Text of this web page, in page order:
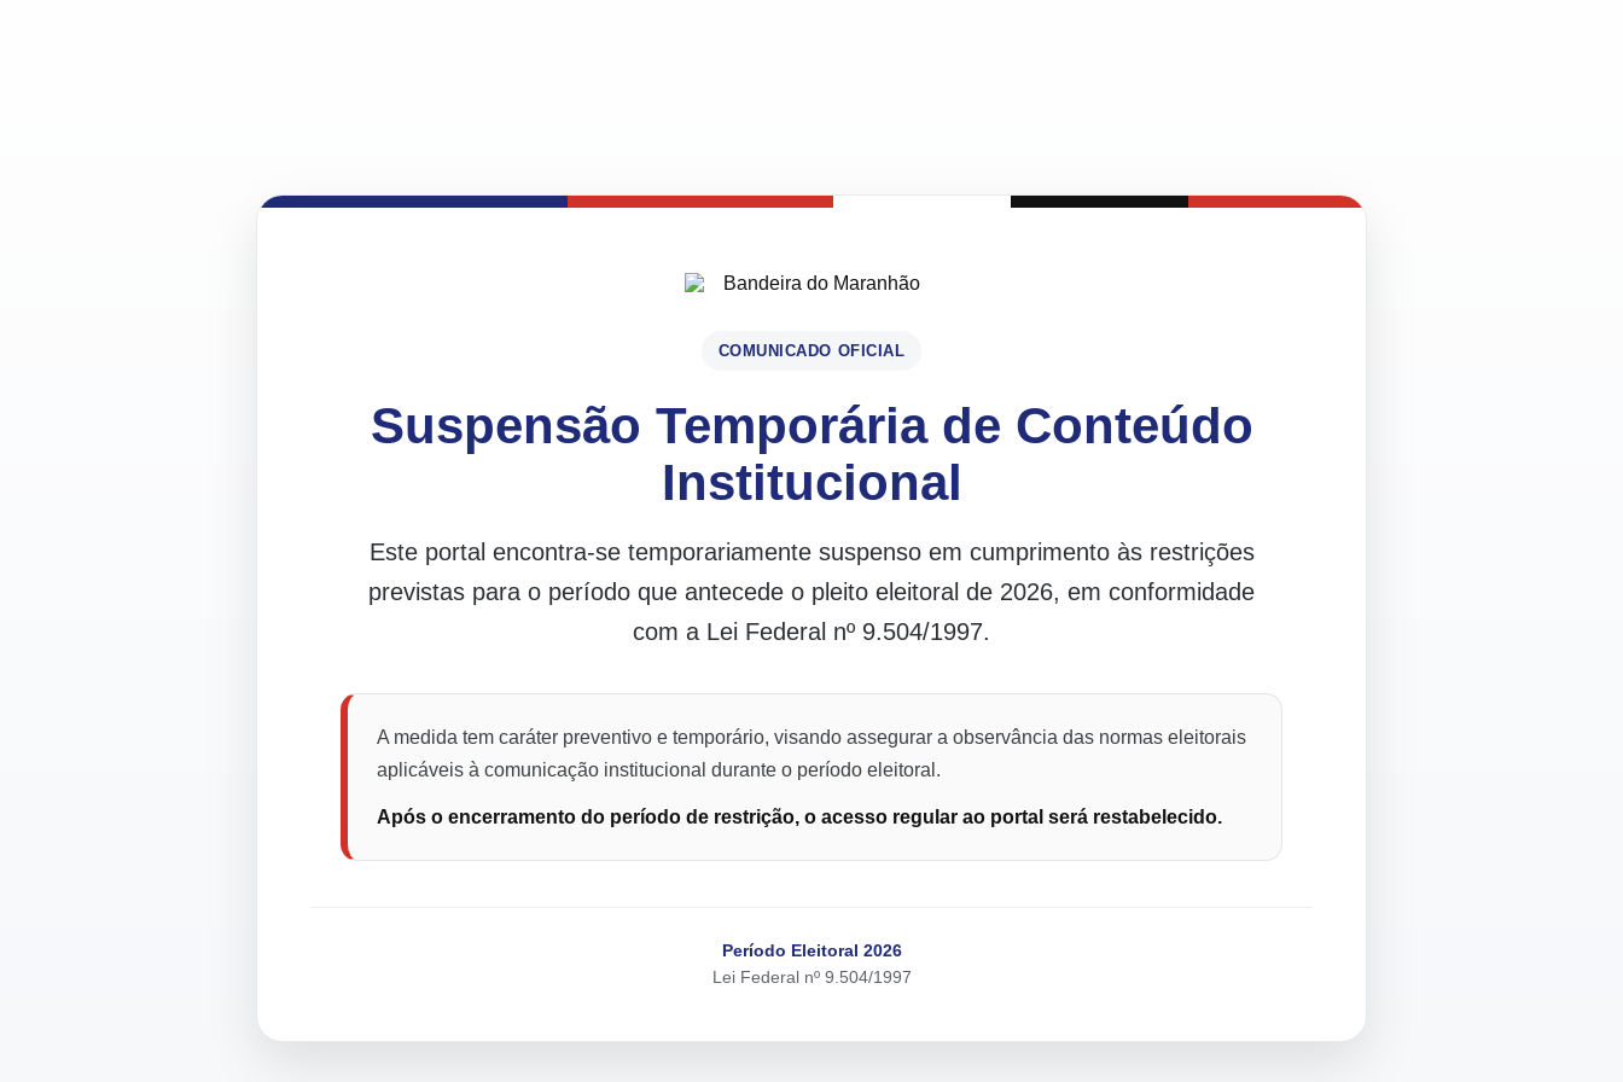
COMUNICADO OFICIAL
Suspensão Temporária de Conteúdo
Institucional
Este portal encontra-se temporariamente suspenso em cumprimento às restrições
previstas para o período que antecede o pleito eleitoral de 2026, em conformidade
com a Lei Federal nº 9.504/1997.
A medida tem caráter preventivo e temporário, visando assegurar a observância das normas eleitorais
aplicáveis à comunicação institucional durante o período eleitoral.
Após o encerramento do período de restrição, o acesso regular ao portal será restabelecido.
Período Eleitoral 2026
Lei Federal nº 9.504/1997